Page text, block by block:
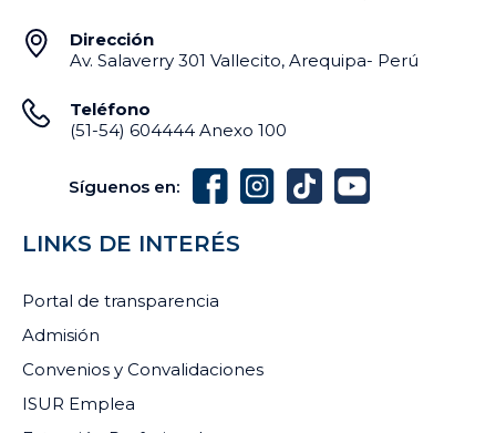
Dirección
Av. Salaverry 301 Vallecito, Arequipa- Perú
Teléfono
(51-54) 604444 Anexo 100
Síguenos en:
LINKS DE INTERÉS
Portal de transparencia
Admisión
Convenios y Convalidaciones
ISUR Emplea